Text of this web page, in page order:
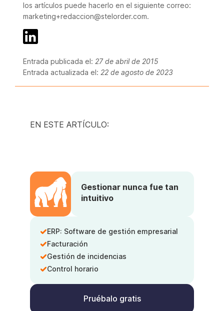
los artículos puede hacerlo en el siguiente correo:
marketing+redaccion@stelorder.com.
Entrada publicada el: 27 de abril de 2015
Entrada actualizada el: 22 de agosto de 2023
EN ESTE ARTÍCULO:
Gestionar nunca fue tan
intuitivo
ERP: Software de gestión empresarial
Facturación
Gestión de incidencias
Control horario
Pruébalo gratis